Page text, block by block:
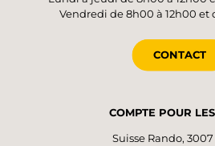
Vendredi de 8h00 à 12h00 et
CONTACT
COMPTE POUR
Suisse Rando,